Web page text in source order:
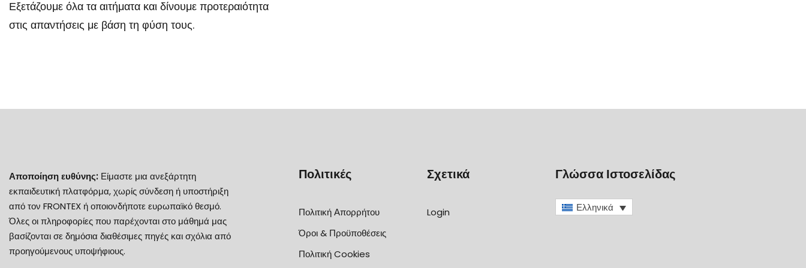
Εξετάζουμε όλα τα αιτήματα και δίνουμε προτεραιότητα
στις απαντήσεις με βάση τη φύση τους.
Αποποίηση ευθύνης: Είμαστε μια ανεξάρτητη
εκπαιδευτική πλατφόρμα, χωρίς σύνδεση ή υποστήριξη
από τον FRONTEX ή οποιονδήποτε ευρωπαϊκό θεσμό.
Όλες οι πληροφορίες που παρέχονται στο μάθημά μας
βασίζονται σε δημόσια διαθέσιμες πηγές και σχόλια από
προηγούμενους υποψήφιους.
Πολιτικές
Πολιτική Απορρήτου
Όροι & Προϋποθέσεις
Πολιτική Cookies
Σχετικά
Login
Γλώσσα Ιστοσελίδας
Ελληνικά